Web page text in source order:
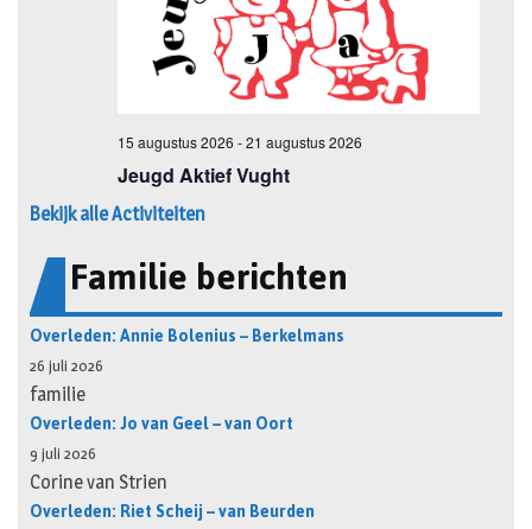
Bekijk alle Activiteiten
Familie berichten
Overleden: Annie Bolenius – Berkelmans
26 juli 2026
familie
Overleden: Jo van Geel – van Oort
9 juli 2026
Corine van Strien
Overleden: Riet Scheij – van Beurden